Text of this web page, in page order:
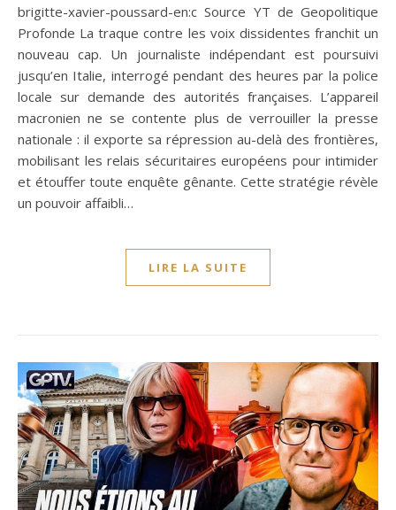
brigitte-xavier-poussard-en:c Source YT de Geopolitique
Profonde La traque contre les voix dissidentes franchit un
nouveau cap. Un journaliste indépendant est poursuivi
jusqu’en Italie, interrogé pendant des heures par la police
locale sur demande des autorités françaises. L’appareil
macronien ne se contente plus de verrouiller la presse
nationale : il exporte sa répression au-delà des frontières,
mobilisant les relais sécuritaires européens pour intimider
et étouffer toute enquête gênante. Cette stratégie révèle
un pouvoir affaibli…
LIRE LA SUITE